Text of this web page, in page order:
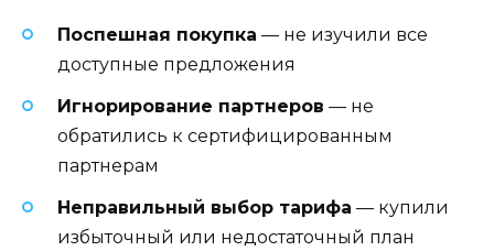
Поспешная покупка — не изучили все
доступные предложения
Игнорирование партнеров — не
обратились к сертифицированным
партнерам
Неправильный выбор тарифа — купили
избыточный или недостаточный план